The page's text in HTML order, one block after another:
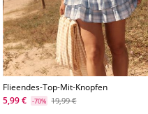
Flieendes-Top-Mit-Knopfen
5,99 €
-70% 19,99 €